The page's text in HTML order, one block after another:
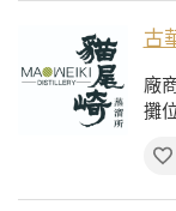
古
廠
攤